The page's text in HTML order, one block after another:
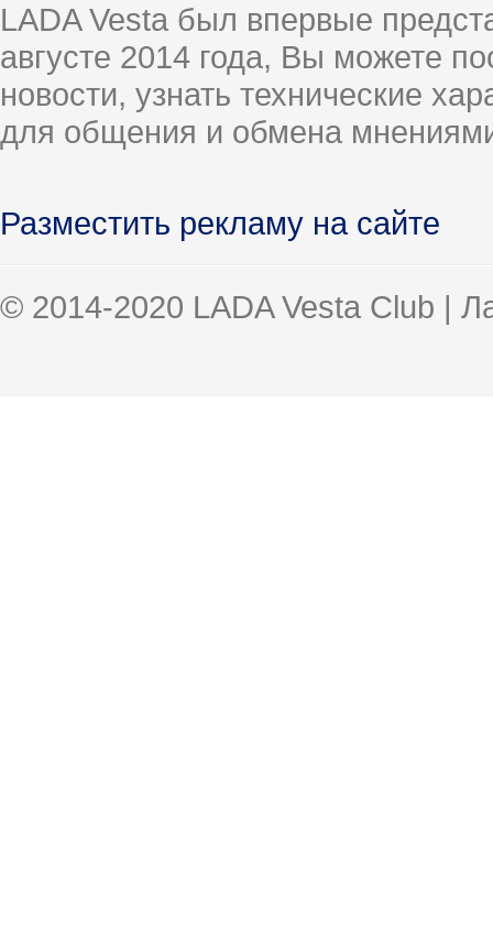
LADA Vesta был впервые
августе 2014 года, Вы можете
новости, узнать технические
для общения и обмена
Разместить рекламу на сайте
© 2014-2020 LADA Vesta Club |